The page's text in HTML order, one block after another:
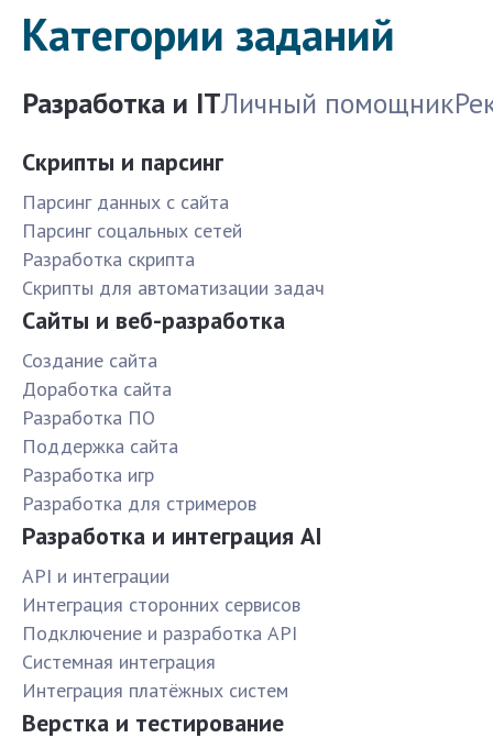
Категории заданий
Разработка и ITЛичный помощник
Скрипты и парсинг
Парсинг данных с сайта
Парсинг соцальных сетей
Разработка скрипта
Скрипты для автоматизации задач
Сайты и веб-разработка
Создание сайта
Доработка сайта
Разработка ПО
Поддержка сайта
Разработка игр
Разработка для стримеров
Разработка и интеграция AI
API и интеграции
Интеграция сторонних сервисов
Подключение и разработка API
Системная интеграция
Интеграция платёжных систем
Верстка и тестирование